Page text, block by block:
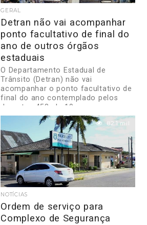
GERAL
Detran não vai acompanhar
ponto facultativo de final do
ano de outros órgãos
estaduais
O Departamento Estadual de
Trânsito (Detran) não vai
acompanhar o ponto facultativo de
final do ano contemplado pelos
decretos 458, de 19...
82.1 mil
NOTÍCIAS
Ordem de serviço para
Complexo de Segurança